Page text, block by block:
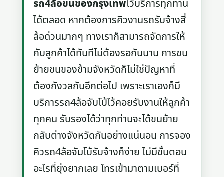
รถ4ล้อขนของกรุงเทพไว้บริการทุกท่าน
ได้ตลอด หากต้องการคิวงานรถรับจ้างสี่
ล้อด่วนมากๆ ทางเราก็สามารถจัดการให้
กับลูกค้าได้ทันทีไม่ต้องรอกันนาน การขน
ย้ายขนของข้ามจังหวัดก็ไม่ใช่ปัญหาที่
ต้องกังวลกันอีกต่อไป เพราะเราเองก็มี
บริการรถ4ล้อจับโบ้ไว้คอยรับงานให้ลูกค้า
ทุกคน รับรองได้ว่าทุกท่านจะได้ขนย้าย
กลับต่างจังหวัดกันอย่างแน่นอน การจอง
คิวรถ4ล้อจัมโบ้รับจ้างก็ง่าย ไม่มีขั้นตอน
อะไรที่ยุ่งยากเลย โทรเข้ามาตามเบอร์ที่